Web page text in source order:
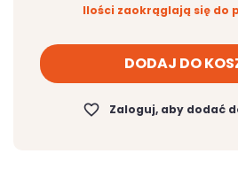
Ilości zaokrąglają się do
DODAJ DO
favorite_border Zaloguj, aby dodać